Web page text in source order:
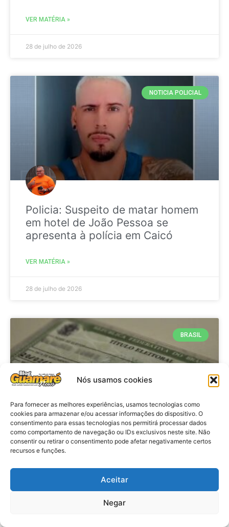
Nós usamos cookies
Para fornecer as melhores experiências, usamos tecnologias como
cookies para armazenar e/ou acessar informações do dispositivo. O
consentimento para essas tecnologias nos permitirá processar dados
como comportamento de navegação ou IDs exclusivos neste site. Não
consentir ou retirar o consentimento pode afetar negativamente certos
recursos e funções.
Aceitar
Negar
VER MATÉRIA »
28 de julho de 2026
NOTICIA POLICIAL
Policia: Suspeito de matar homem
em hotel de João Pessoa se
apresenta à polícia em Caicó
VER MATÉRIA »
28 de julho de 2026
BRASIL
Brasil: Policia Federal investiga
antes das eleições